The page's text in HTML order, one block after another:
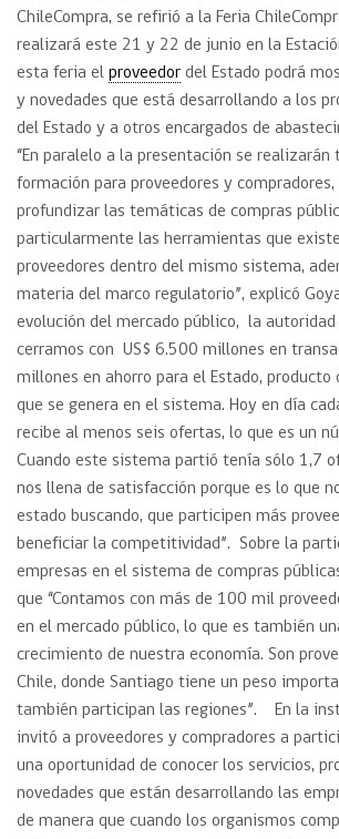
ChileCompra, se refirió a la Feria
realizará este 21 y 22 de junio en la
esta feria el proveedor del Estado podrá
y novedades que está desarrollando a los
del Estado y a otros encargados de
“En paralelo a la presentación se realizarán
formación para proveedores y compradores,
profundizar las temáticas de compras
particularmente las herramientas que
proveedores dentro del mismo sistema,
materia del marco regulatorio”, explicó
evolución del mercado público, la autoridad
cerramos con US$ 6.500 millones en
millones en ahorro para el Estado, producto
que se genera en el sistema. Hoy en día
recibe al menos seis ofertas, lo que es un
Cuando este sistema partió tenía sólo 1,7
nos llena de satisfacción porque es lo que
estado buscando, que participen más
beneficiar la competitividad”. Sobre la
empresas en el sistema de compras
que “Contamos con más de 100 mil
en el mercado público, lo que es también
crecimiento de nuestra economía. Son
Chile, donde Santiago tiene un peso
también participan las regiones”. En la
invitó a proveedores y compradores a
una oportunidad de conocer los servicios,
novedades que están desarrollando las
de manera que cuando los organismos